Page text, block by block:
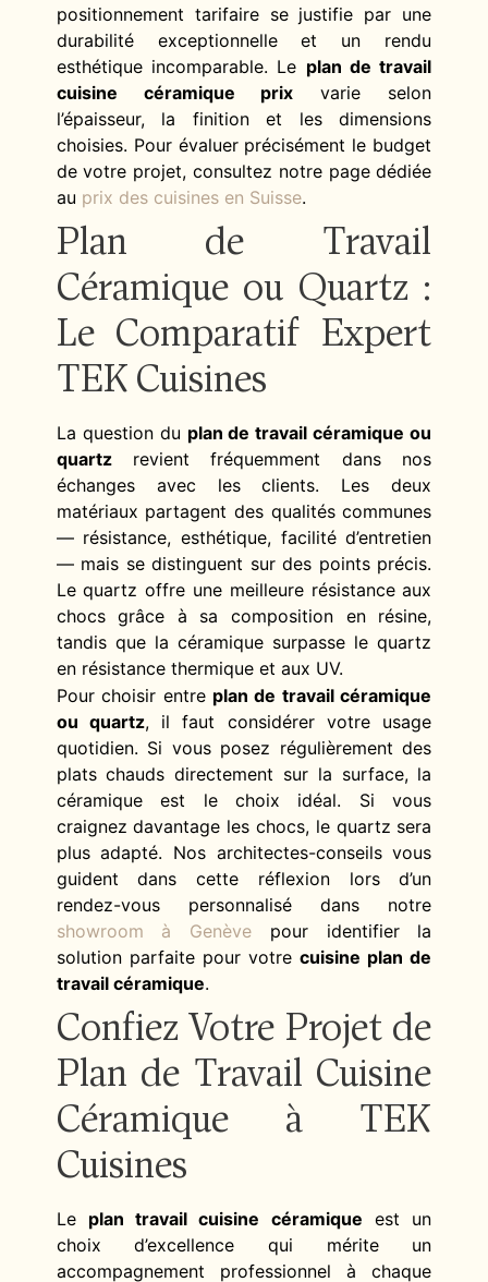
positionnement tarifaire se justifie par une
durabilité exceptionnelle et un rendu
esthétique incomparable. Le plan de travail
cuisine céramique prix varie selon
l’épaisseur, la finition et les dimensions
choisies. Pour évaluer précisément le budget
de votre projet, consultez notre page dédiée
au prix des cuisines en Suisse.
Plan de Travail
Céramique ou Quartz :
Le Comparatif Expert
TEK Cuisines
La question du plan de travail céramique ou
quartzrevient fréquemment dans nos
échanges avec les clients. Les deux
matériaux partagent des qualités communes
— résistance, esthétique, facilité d’entretien
— mais se distinguent sur des points précis.
Le quartz offre une meilleure résistance aux
chocs grâce à sa composition en résine,
tandis que la céramique surpasse le quartz
en résistance thermique et aux UV.
Pour choisir entre plan de travail céramique
ou quartz, il faut considérer votre usage
quotidien. Si vous posez régulièrement des
plats chauds directement sur la surface, la
céramique est le choix idéal. Si vous
craignez davantage les chocs, le quartz sera
plus adapté. Nos architectes-conseils vous
guident dans cette réflexion lors d’un
rendez-vous personnalisé dans notre
showroom à Genève pour identifier la
solution parfaite pour votrecuisine plan de
travail céramique.
Confiez Votre Projet de
Plan de Travail Cuisine
Céramique à TEK
Cuisines
Le plan travail cuisine céramique est un
choix d’excellence qui mérite un
accompagnement professionnel à chaque